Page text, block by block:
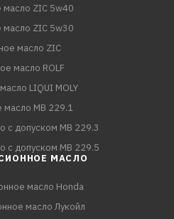
ZIC 5w40
ZIC 5w30
масло ZIC
масло ROLF
LIQUI MOLY
MB 229.1
с допуском MB 229.3
с допуском MB 229.5
МАСЛО
масло Honda
масло Лукойл